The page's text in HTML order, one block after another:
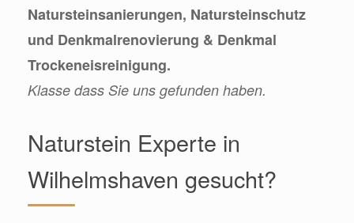
Natursteinsanierungen, Natursteinschutz
und Denkmalrenovierung & Denkmal
Trockeneisreinigung.
Klasse dass Sie uns gefunden haben.
Naturstein Experte in
Wilhelmshaven gesucht?